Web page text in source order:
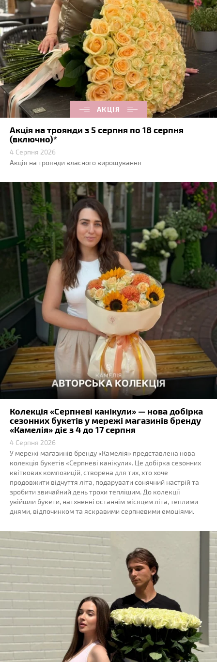
АКЦІЯ
Акція на троянди з 5 серпня по 18 серпня
(включно)*
4 Серпня 2026
Акція на троянди власного вирощування
Колекція «Серпневі канікули» — нова добірка
сезонних букетів у мережі магазинів бренду
«Камелія» діє з 4 до 17 серпня
4 Серпня 2026
У мережі магазинів бренду «Камелія» представлена нова
колекція букетів «Серпневі канікули». Це добірка сезонних
квіткових композицій, створена для тих, хто хоче
продовжити відчуття літа, подарувати сонячний настрій та
зробити звичайний день трохи теплішим. До колекції
увійшли букети, натхненні останнім місяцем літа, теплими
днями, відпочинком та яскравими серпневими емоціями.